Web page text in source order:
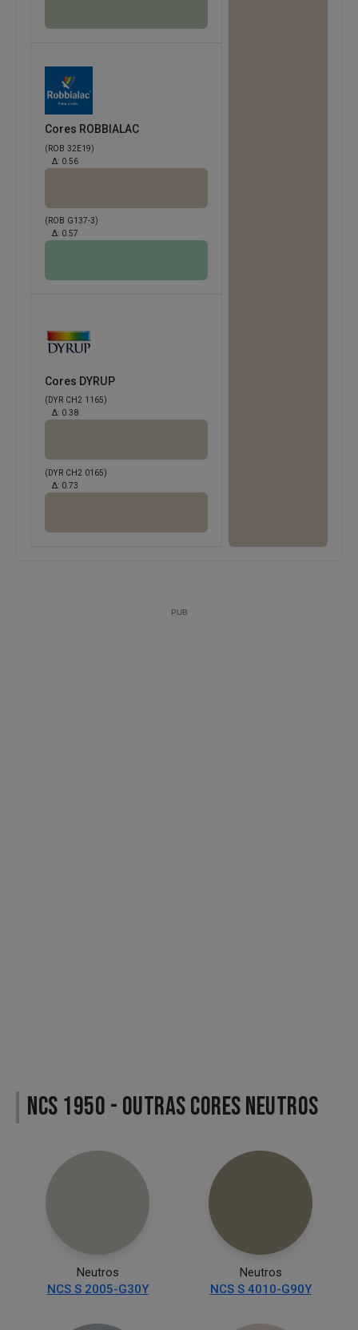
Cores ROBBIALAC
(ROB 32E19)
Δ: 0.56
(ROB G137-3)
Δ: 0.57
Cores DYRUP
(DYR CH2 1165)
Δ: 0.38
(DYR CH2 0165)
Δ: 0.73
NCS 1950 - OUTRAS CORES NEUTROS
Neutros
NCS S 2005-G30Y
Neutros
NCS S 4010-G90Y